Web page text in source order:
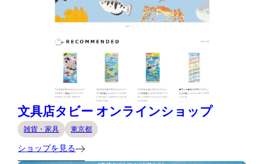
文具店タビー オンラインショップ
雑貨・家具 東京都
ショップを見る